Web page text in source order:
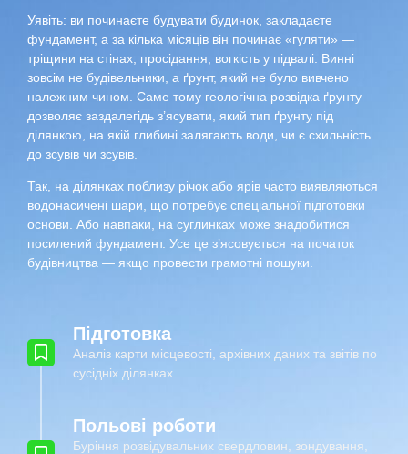
Уявіть: ви починаєте будувати будинок, закладаєте
фундамент, а за кілька місяців він починає «гуляти» —
тріщини на стінах, просідання, вогкість у підвалі. Винні
зовсім не будівельники, а ґрунт, який не було вивчено
належним чином. Саме тому геологічна розвідка ґрунту
дозволяє заздалегідь з’ясувати, який тип ґрунту під
ділянкою, на якій глибині залягають води, чи є схильність
до зсувів чи зсувів.
Так, на ділянках поблизу річок або ярів часто виявляються
водонасичені шари, що потребує спеціальної підготовки
основи. Або навпаки, на суглинках може знадобитися
посилений фундамент. Усе це з’ясовується на початок
будівництва — якщо провести грамотні пошуки.
Підготовка
Аналіз карти місцевості, архівних даних та звітів по
сусідніх ділянках.
Польові роботи
Буріння розвідувальних свердловин, зондування,